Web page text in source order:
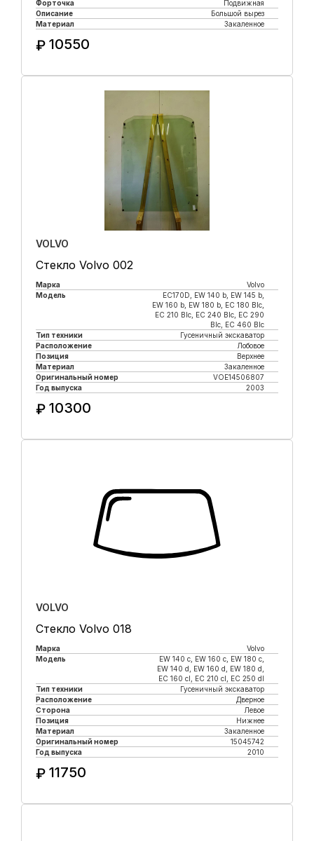
Форточка
Подвижная
Описание
Большой вырез
Материал
Закаленное
₽ 10550
VOLVO
Стекло Volvo 002
Марка
Volvo
Модель
EC170D, EW 140 b, EW 145 b,
EW 160 b, EW 180 b, EC 180 Blc,
EC 210 Blc, EC 240 Blc, EC 290
Blc, EC 460 Blc
Тип техники
Гусеничный экскаватор
Расположение
Лобовое
Позиция
Верхнее
Материал
Закаленное
Оригинальный номер
VOE14506807
Год выпуска
2003
₽ 10300
VOLVO
Стекло Volvo 018
Марка
Volvo
Модель
EW 140 с, EW 160 с, EW 180 c,
EW 140 d, EW 160 d, EW 180 d,
EC 160 cl, EC 210 cl, EC 250 dl
Тип техники
Гусеничный экскаватор
Расположение
Дверное
Сторона
Левое
Позиция
Нижнее
Материал
Закаленное
Оригинальный номер
15045742
Год выпуска
2010
₽ 11750